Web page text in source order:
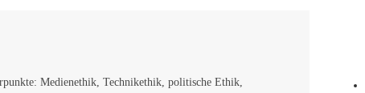
Medienethik, Technikethik, politische Ethik,